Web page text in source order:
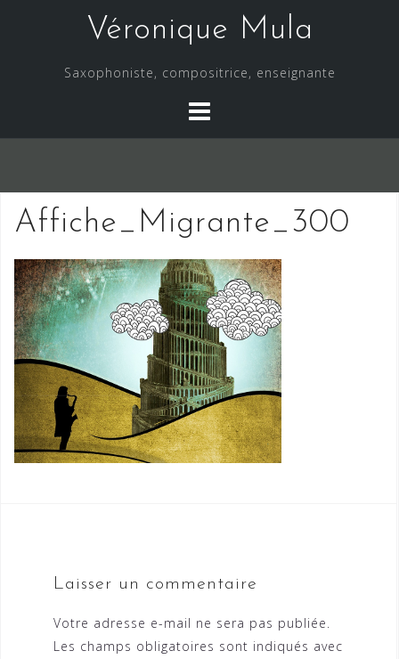
Véronique Mula
Saxophoniste, compositrice, enseignante
Affiche_Migrante_300
Laisser un commentaire
Votre adresse e-mail ne sera pas publiée.
Les champs obligatoires sont indiqués avec